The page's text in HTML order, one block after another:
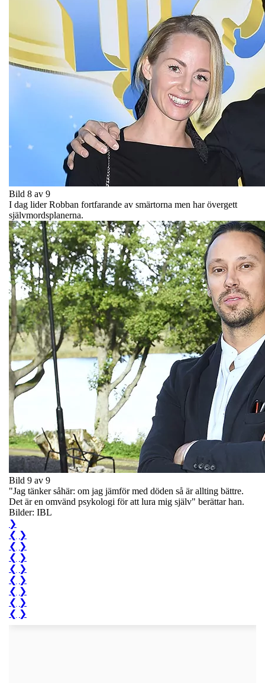
Bild 8 av 9
I dag lider Robban fortfarande av smärtorna men har övergett
självmordsplanerna.
Bild 9 av 9
"Jag tänker såhär: om jag jämför med döden så är allting bättre.
Det är en omvänd psykologi för att lura mig själv" berättar han.
Bilder: IBL
❯
❮ ❯
❮ ❯
❮ ❯
❮ ❯
❮ ❯
❮ ❯
❮ ❯
❮ ❯